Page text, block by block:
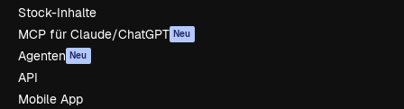
Stock-Inhalte
MCP für Claude/ChatGPT Neu
Agenten Neu
API
Mobile App